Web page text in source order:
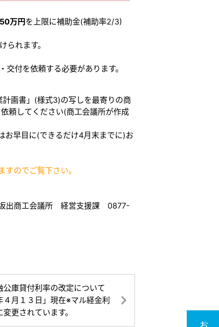
50万円を上限に補助金(補助率2/3)
られます。
付を依頼する必要があります。
画書」(様式3)の写しを最寄りの商
頼してください(商工会議所が作成
お早目に(できるだけ4月末までに)お
のでご覧下さい。
出商工会議所 経営支援課 0877-
公庫貸付利率の改定について
４月１３日」現在※マル経金利
更されています。